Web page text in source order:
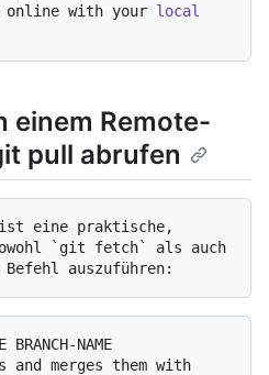
online with your local
einem Remote-
pull abrufen
`git fetch` als auch
NAME
and merges them with